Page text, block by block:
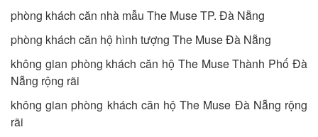
phòng khách căn nhà mẫu The Muse TP. Đà Nẵng
phòng khách căn hộ hình tượng The Muse Đà Nẵng
không gian phòng khách căn hộ The Muse Thành Phố Đà
Nẵng rộng rãi
không gian phòng khách căn hộ The Muse Đà Nẵng rộng
rãi